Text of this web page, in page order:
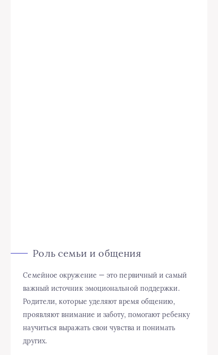
Роль семьи и общения
Семейное окружение — это первичный и самый
важный источник эмоциональной поддержки.
Родители, которые уделяют время общению,
проявляют внимание и заботу, помогают ребенку
научиться выражать свои чувства и понимать
других.